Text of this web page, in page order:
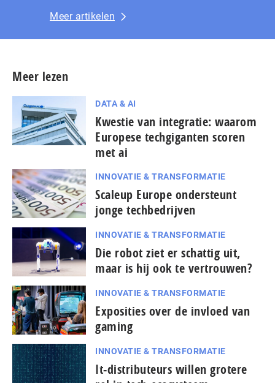
Meer artikelen
Meer lezen
DATA & AI
Kwestie van integratie: waarom
Europese techgiganten scoren
met ai
INNOVATIE & TRANSFORMATIE
Scaleup Europe ondersteunt
jonge techbedrijven
INNOVATIE & TRANSFORMATIE
Die robot ziet er schattig uit,
maar is hij ook te vertrouwen?
INNOVATIE & TRANSFORMATIE
Exposities over de invloed van
gaming
INNOVATIE & TRANSFORMATIE
It-dis­tri­bu­teurs willen grotere